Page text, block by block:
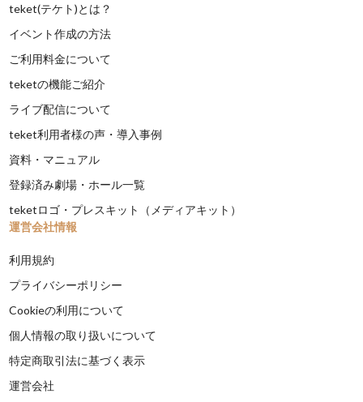
teket(テケト)とは？
イベント作成の方法
ご利用料金について
teketの機能ご紹介
ライブ配信について
teket利用者様の声・導入事例
資料・マニュアル
登録済み劇場・ホール一覧
teketロゴ・プレスキット（メディアキット）
運営会社情報
利用規約
プライバシーポリシー
Cookieの利用について
個人情報の取り扱いについて
特定商取引法に基づく表示
運営会社